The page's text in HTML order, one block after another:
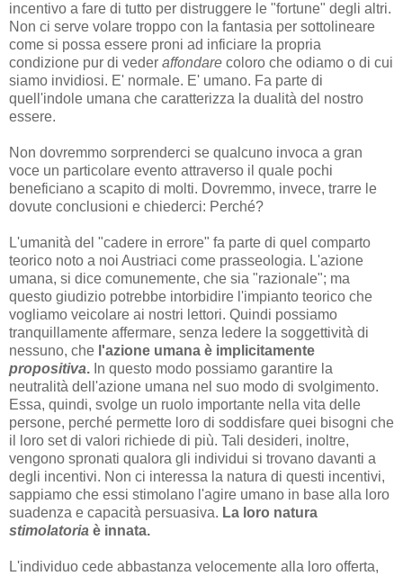
incentivo a fare di tutto per distruggere le "fortune" degli altri.
Non ci serve volare troppo con la fantasia per sottolineare
come si possa essere proni ad inficiare la propria
condizione pur di veder affondare coloro che odiamo o di cui
siamo invidiosi. E' normale. E' umano. Fa parte di
quell'indole umana che caratterizza la dualità del nostro
essere.
Non dovremmo sorprenderci se qualcuno invoca a gran
voce un particolare evento attraverso il quale pochi
beneficiano a scapito di molti. Dovremmo, invece, trarre le
dovute conclusioni e chiederci: Perché?
L'umanità del "cadere in errore" fa parte di quel comparto
teorico noto a noi Austriaci come prasseologia. L'azione
umana, si dice comunemente, che sia "razionale"; ma
questo giudizio potrebbe intorbidire l'impianto teorico che
vogliamo veicolare ai nostri lettori. Quindi possiamo
tranquillamente affermare, senza ledere la soggettività di
nessuno, che l'azione umana è implicitamente
propositiva. In questo modo possiamo garantire la
neutralità dell'azione umana nel suo modo di svolgimento.
Essa, quindi, svolge un ruolo importante nella vita delle
persone, perché permette loro di soddisfare quei bisogni che
il loro set di valori richiede di più. Tali desideri, inoltre,
vengono spronati qualora gli individui si trovano davanti a
degli incentivi. Non ci interessa la natura di questi incentivi,
sappiamo che essi stimolano l'agire umano in base alla loro
suadenza e capacità persuasiva. La loro natura
stimolatoria è innata.
L'individuo cede abbastanza velocemente alla loro offerta,